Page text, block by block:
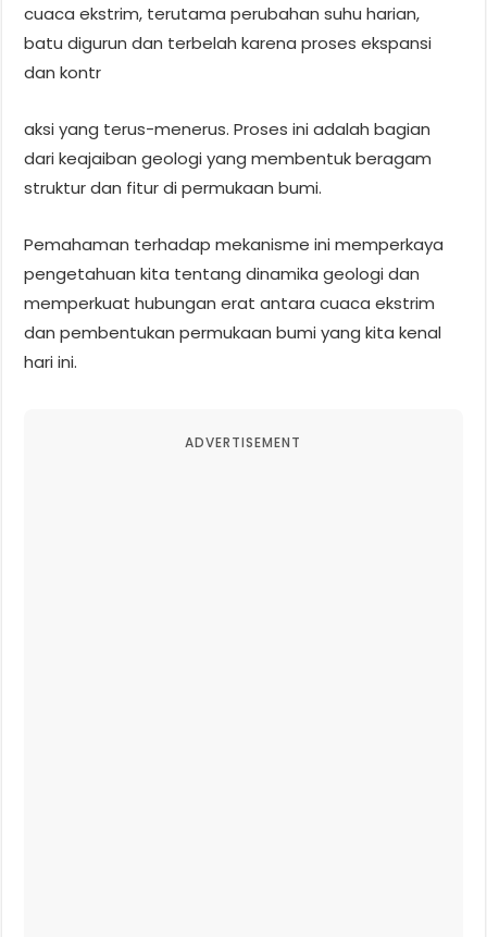
cuaca ekstrim, terutama perubahan suhu harian,
batu digurun dan terbelah karena proses ekspansi
dan kontr
aksi yang terus-menerus. Proses ini adalah bagian
dari keajaiban geologi yang membentuk beragam
struktur dan fitur di permukaan bumi.
Pemahaman terhadap mekanisme ini memperkaya
pengetahuan kita tentang dinamika geologi dan
memperkuat hubungan erat antara cuaca ekstrim
dan pembentukan permukaan bumi yang kita kenal
hari ini.
ADVERTISEMENT